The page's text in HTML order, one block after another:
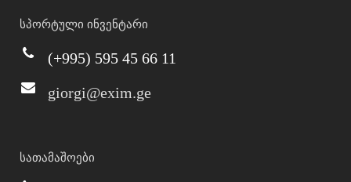
სპორტული ინვენტარი
(+995) 595 45 66 11
giorgi@exim.ge
სათამაშოები